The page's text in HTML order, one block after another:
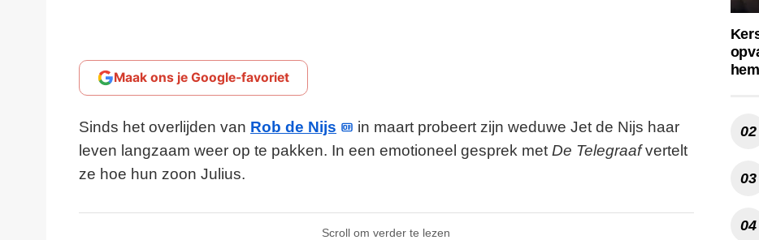
Maak ons je Google-favoriet
Sinds het overlijden van Rob de Nijs
in maart probeert zijn weduwe Jet de Nijs haar
leven langzaam weer op te pakken. In een emotioneel gesprek met De Telegraafvertelt
ze hoe hun zoon Julius.
Scroll om verder te lezen